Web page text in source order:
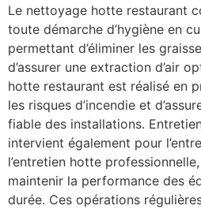
Le nettoyage hotte restaurant
toute démarche d’hygiène en
permettant d’éliminer les
d’assurer une extraction d’air
hotte restaurant est réalisé en
les risques d’incendie et
fiable des installations.
intervient également pour
l’entretien hotte
maintenir la performance des
durée. Ces opérations